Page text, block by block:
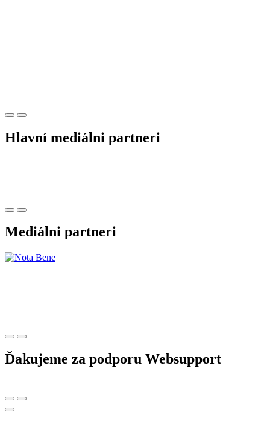
Hlavní mediálni partneri
Mediálni partneri
Ďakujeme za podporu Websupport